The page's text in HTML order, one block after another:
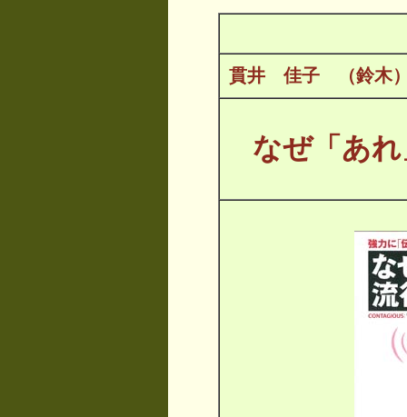
貫井 佳子 （鈴木
なぜ「あ